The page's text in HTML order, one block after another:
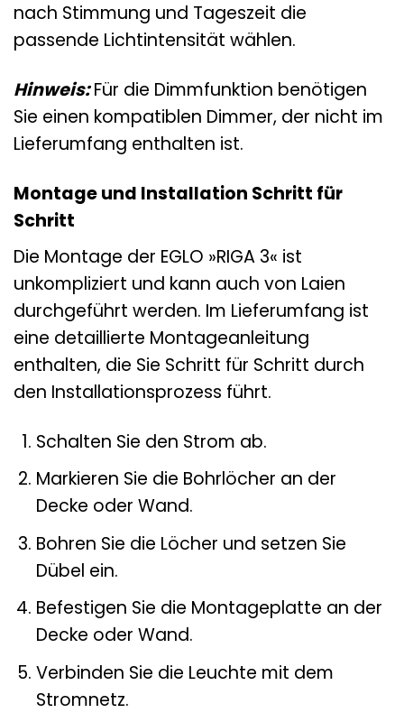
nach Stimmung und Tageszeit die
passende Lichtintensität wählen.
Hinweis:Für die Dimmfunktion benötigen
Sie einen kompatiblen Dimmer, der nicht im
Lieferumfang enthalten ist.
Montage und Installation Schritt für
Schritt
Die Montage der EGLO »RIGA 3« ist
unkompliziert und kann auch von Laien
durchgeführt werden. Im Lieferumfang ist
eine detaillierte Montageanleitung
enthalten, die Sie Schritt für Schritt durch
den Installationsprozess führt.
Schalten Sie den Strom ab.
Markieren Sie die Bohrlöcher an der
Decke oder Wand.
Bohren Sie die Löcher und setzen Sie
Dübel ein.
Befestigen Sie die Montageplatte an der
Decke oder Wand.
Verbinden Sie die Leuchte mit dem
Stromnetz.